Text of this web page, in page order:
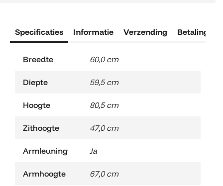
Specificaties Informatie Verzending Betaling
Breedte 60,0 cm
Diepte 59,5 cm
Hoogte 80,5 cm
Zithoogte 47,0 cm
Armleuning Ja
Armhoogte 67,0 cm